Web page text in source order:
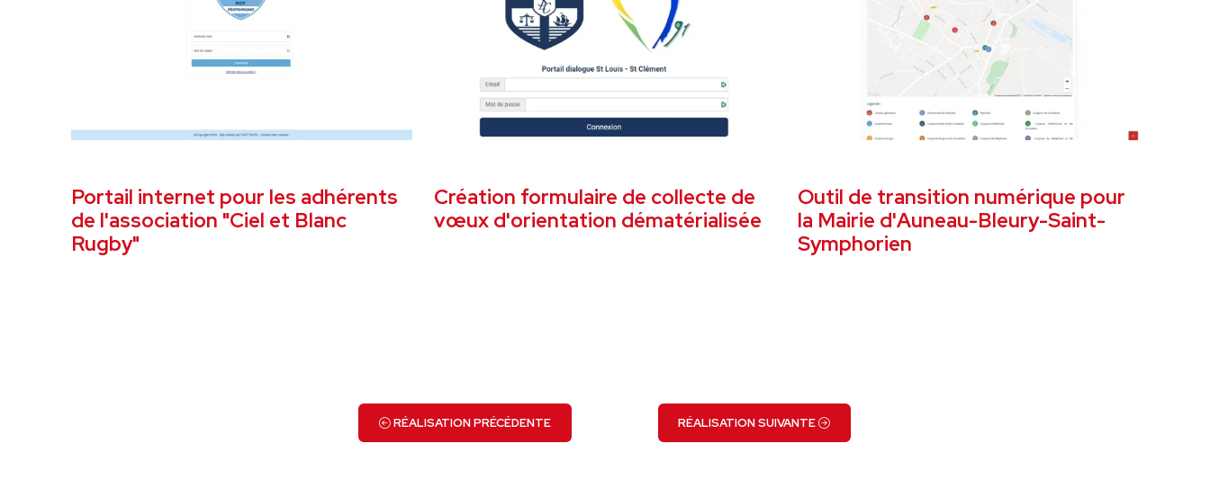
Portail internet pour les adhérents
de l'association "Ciel et Blanc
Rugby"
Création formulaire de collecte de
vœux d'orientation dématérialisée
Outil de transition numérique pour
la Mairie d'Auneau-Bleury-Saint-
Symphorien
RÉALISATION PRÉCÉDENTE RÉALISATION SUIVANTE